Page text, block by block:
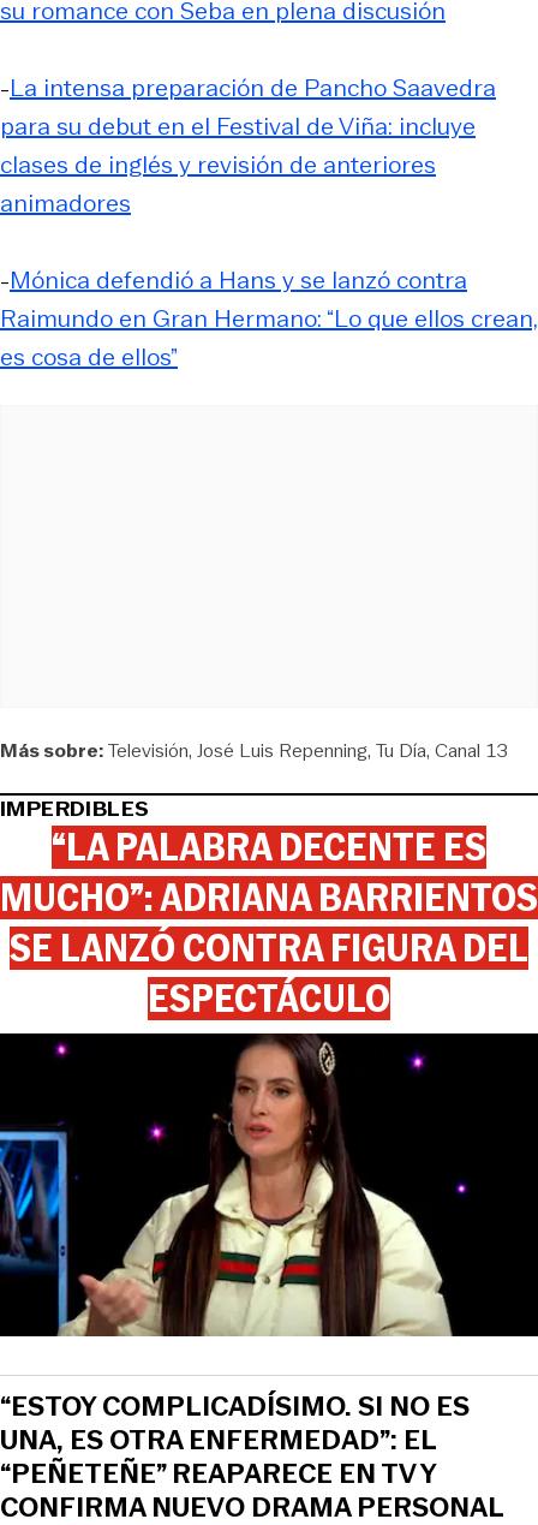
su romance con Seba en plena discusión
-La intensa preparación de Pancho Saavedra
para su debut en el Festival de Viña: incluye
clases de inglés y revisión de anteriores
animadores
-Mónica defendió a Hans y se lanzó contra
Raimundo en Gran Hermano: “Lo que ellos crean,
es cosa de ellos”
Más sobre:Televisión José Luis Repenning Tu Día Canal 13
IMPERDIBLES
“LA PALABRA DECENTE ES
MUCHO”: ADRIANA BARRIENTOS
SE LANZÓ CONTRA FIGURA DEL
ESPECTÁCULO
“ESTOY COMPLICADÍSIMO. SI NO ES
UNA, ES OTRA ENFERMEDAD”: EL
“PEÑETEÑE” REAPARECE EN TV Y
CONFIRMA NUEVO DRAMA PERSONAL